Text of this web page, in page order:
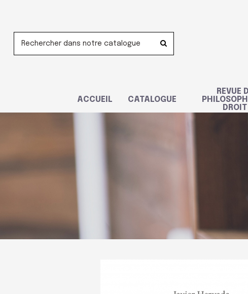
ACCUEIL CATALOGUE
REVUE
DROIT